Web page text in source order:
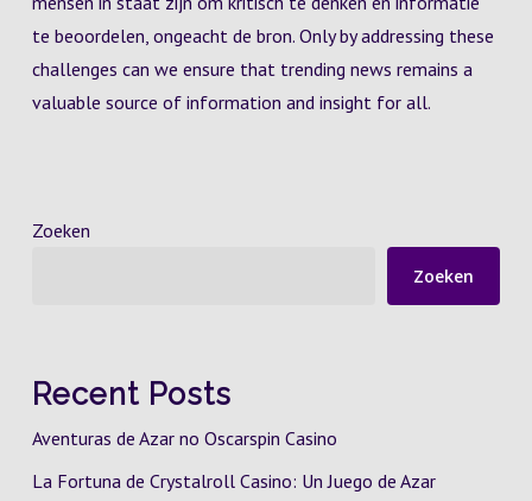
te beoordelen, ongeacht de bron. Only by addressing these
challenges can we ensure that trending news remains a
valuable source of information and insight for all.
Zoeken
Zoeken
Recent Posts
Aventuras de Azar no Oscarspin Casino
La Fortuna de Crystalroll Casino: Un Juego de Azar